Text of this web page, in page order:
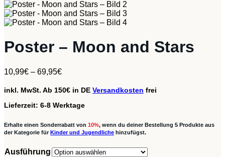
Poster – Moon and Stars
10,99€ – 69,95€
inkl. MwSt. Ab 150€ in DE Versandkosten frei
Lieferzeit: 6-8 Werktage
Erhalte einen Sonderrabatt von 10%, wenn du deiner Bestellung 5 Produkte aus
der Kategorie fürKinder und Jugendliche hinzufügst.
Ausführung